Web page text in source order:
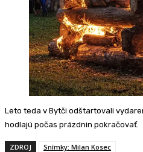
Leto teda v Bytči odštartovali
hodlajú počas prázdnin pokračovať.
ZDROJ Snímky: Milan Kosec